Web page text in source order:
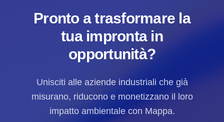
Pronto a trasformare la
tua impronta in
opportunità?
Unisciti alle aziende industriali che già
misurano, riducono e monetizzano il loro
impatto ambientale con Mappa.